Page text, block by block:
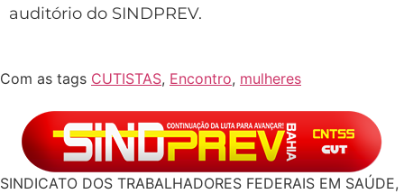
auditório do SINDPREV.
Com as tags CUTISTAS, Encontro, mulheres
SINDICATO DOS TRABALHADORES FEDERAIS EM SAÚDE,